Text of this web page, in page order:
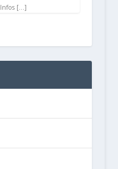
[…]